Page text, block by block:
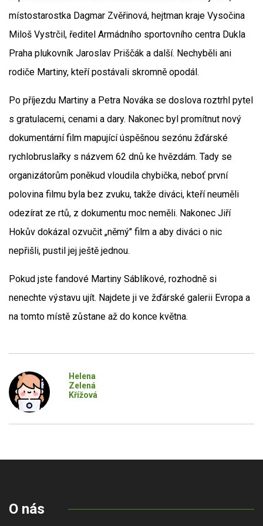
místostarostka Dagmar Zvěřinová, hejtman kraje Vysočina
Miloš Vystrčil, ředitel Armádního sportovního centra Dukla
Praha plukovník Jaroslav Priščák a další. Nechyběli ani
rodiče Martiny, kteří postávali skromně opodál.
Po příjezdu Martiny a Petra Nováka se doslova roztrhl pytel
s gratulacemi, cenami a dary. Nakonec byl promítnut nový
dokumentární film mapující úspěšnou sezónu žďárské
rychlobruslařky s názvem 62 dnů ke hvězdám. Tady se
organizátorům poněkud vloudila chybička, neboť první
polovina filmu byla bez zvuku, takže diváci, kteří neuměli
odezírat ze rtů, z dokumentu moc neměli. Nakonec Jiří
Hokův dokázal ozvučit „němý" film a aby diváci o nic
nepřišli, pustil jej ještě jednou.
Pokud jste fandové Martiny Sáblíkové, rozhodně si
nenechte výstavu ujít. Najdete ji ve žďárské galerii Evropa a
na tomto místě zůstane až do konce května.
Helena
Zelená
Křížová
O nás